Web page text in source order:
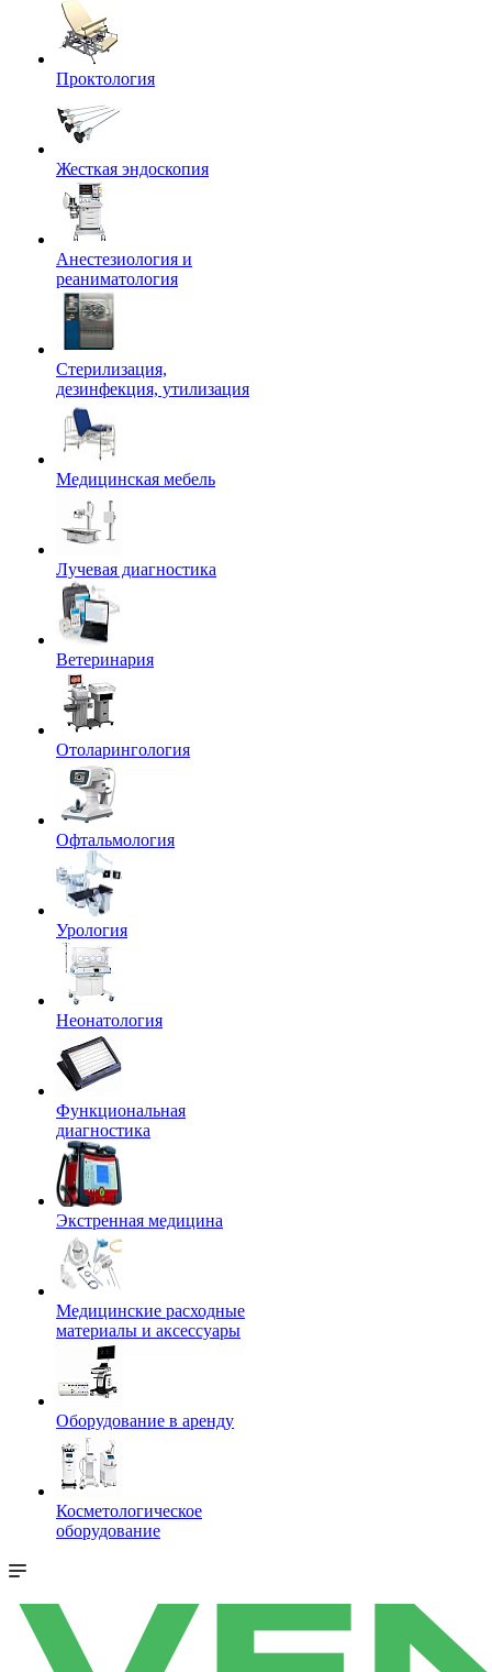
Проктология
Жесткая эндоскопия
Анестезиология и
реаниматология
Стерилизация,
дезинфекция, утилизация
Медицинская мебель
Лучевая диагностика
Ветеринария
Отоларингология
Офтальмология
Урология
Неонатология
Функциональная
диагностика
Экстренная медицина
Медицинские расходные
материалы и аксессуары
Оборудование в аренду
Косметологическое
оборудование